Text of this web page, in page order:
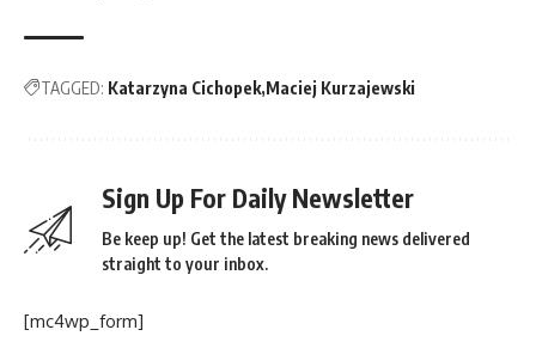
TAGGED: Katarzyna Cichopek Maciej Kurzajewski
Sign Up For Daily Newsletter
Be keep up! Get the latest breaking news delivered
straight to your inbox.
[mc4wp_form]